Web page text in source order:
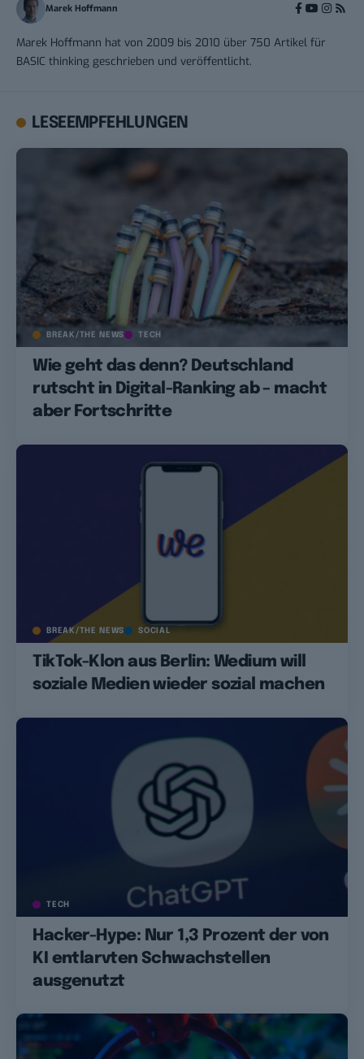
Marek Hoffmann
Marek Hoffmann hat von 2009 bis 2010 über 750 Artikel für
BASIC thinking geschrieben und veröffentlicht.
LESEEMPFEHLUNGEN
BREAK/THE NEWS TECH
Wie geht das denn? Deutschland
rutscht in Digital-Ranking ab – macht
aber Fortschritte
BREAK/THE NEWS SOCIAL
TikTok-Klon aus Berlin: Wedium will
soziale Medien wieder sozial machen
TECH
Hacker-Hype: Nur 1,3 Prozent der von
KI entlarvten Schwachstellen
ausgenutzt